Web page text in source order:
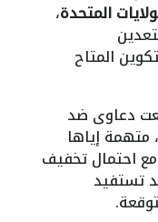
المتحدة،
المتاح
دعاوى ضد
، متهمة إياها
احتمال تخفيف
تستفيد